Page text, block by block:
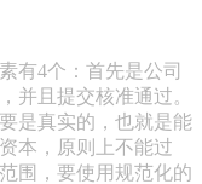
有4个：首先是公司
并且提交核准通过。
是真实的，也就是能
本，原则上不能过
围，要使用规范化的